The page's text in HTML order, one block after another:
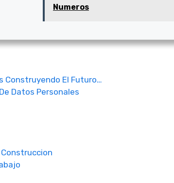
Numeros
Construyendo El Futuro…
Datos Personales